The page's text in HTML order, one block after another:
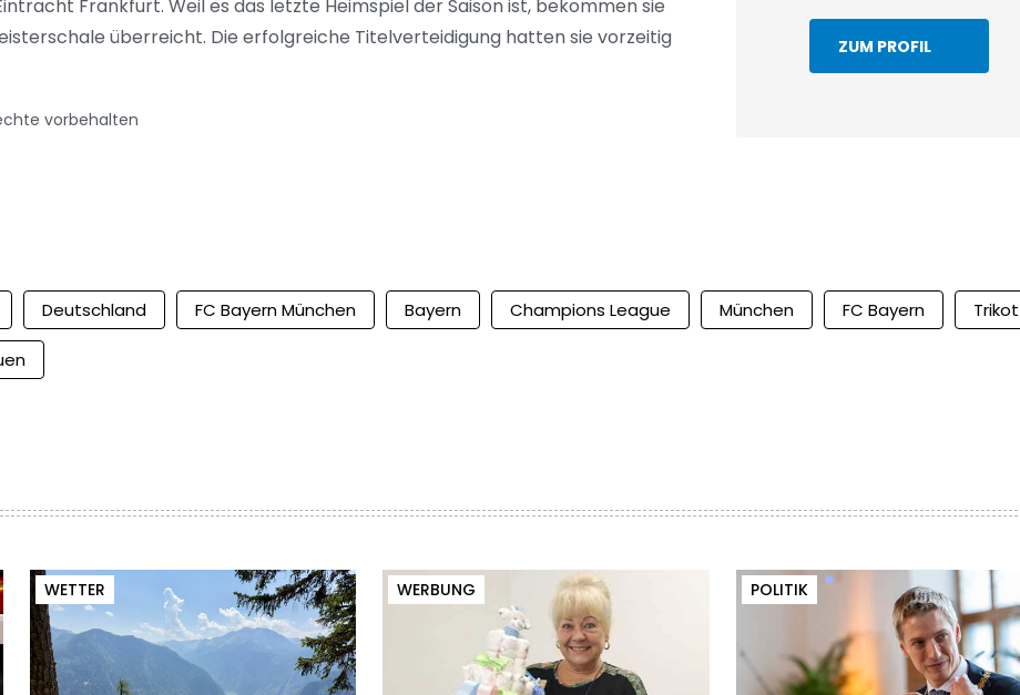
Frankfurt. Weil es das letzte Heimspiel der Saison ist, bekommen sie
überreicht. Die erfolgreiche Titelverteidigung hatten sie vorzeitig
vorbehalten
ZUM PROFIL
Deutschland FC Bayern München Bayern Champions League München FC Bayern Trikot
WETTER WERBUNG POLITIK